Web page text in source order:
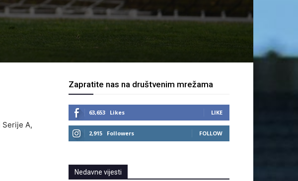
A,
Zapratite nas na društvenim mrežama
63,653 Likes LIKE
2,915 Followers FOLLOW
Nedavne vijesti